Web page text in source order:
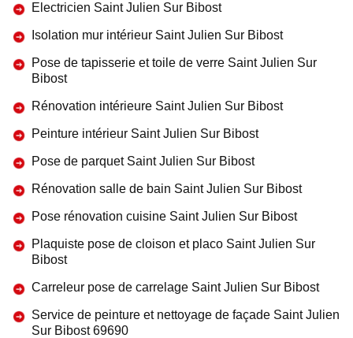
Electricien Saint Julien Sur Bibost
Isolation mur intérieur Saint Julien Sur Bibost
Pose de tapisserie et toile de verre Saint Julien Sur
Bibost
Rénovation intérieure Saint Julien Sur Bibost
Peinture intérieur Saint Julien Sur Bibost
Pose de parquet Saint Julien Sur Bibost
Rénovation salle de bain Saint Julien Sur Bibost
Pose rénovation cuisine Saint Julien Sur Bibost
Plaquiste pose de cloison et placo Saint Julien Sur
Bibost
Carreleur pose de carrelage Saint Julien Sur Bibost
Service de peinture et nettoyage de façade Saint Julien
Sur Bibost 69690